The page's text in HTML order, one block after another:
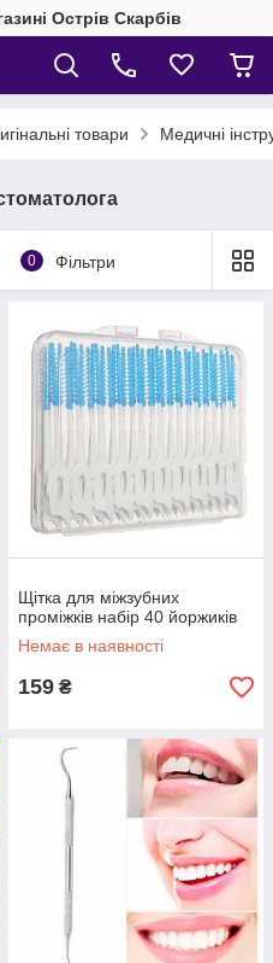
Острів Скарбів
товари Медичні
0 Фільтри
Щітка для міжзубних
проміжків набір 40 йоржиків
Немає в наявності
159 ₴